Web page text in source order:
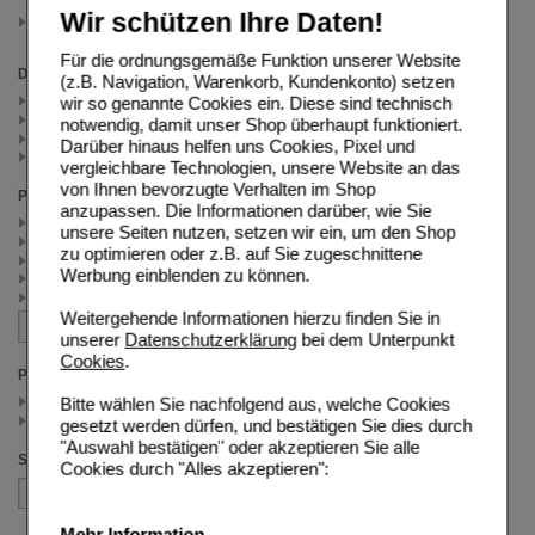
Wir schützen Ihre Daten!
Für die ordnungsgemäße Funktion unserer Website
(z.B. Navigation, Warenkorb, Kundenkonto) setzen
wir so genannte Cookies ein. Diese sind technisch
notwendig, damit unser Shop überhaupt funktioniert.
Darüber hinaus helfen uns Cookies, Pixel und
vergleichbare Technologien, unsere Website an das
von Ihnen bevorzugte Verhalten im Shop
anzupassen. Die Informationen darüber, wie Sie
unsere Seiten nutzen, setzen wir ein, um den Shop
zu optimieren oder z.B. auf Sie zugeschnittene
Werbung einblenden zu können.
Weitergehende Informationen hierzu finden Sie in
unserer Datenschutzerklärungbei dem Unterpunkt
Cookies.
Bitte wählen Sie nachfolgend aus, welche Cookies
gesetzt werden dürfen, und bestätigen Sie dies durch
"Auswahl bestätigen" oder akzeptieren Sie alle
Cookies durch "Alles akzeptieren":
Nicorette Cashback
(auswahl entfernen)
Darreichungsform
Kaugummi (15)
Lutschtabletten (3)
Pflaster, transdermal (5)
Spray (4)
Packungsgröße
105 St (6)
30 St (5)
210 St (4)
7 St (3)
Preis
< 25.00 (14)
>= 25.00 (13)
Sortieren nach